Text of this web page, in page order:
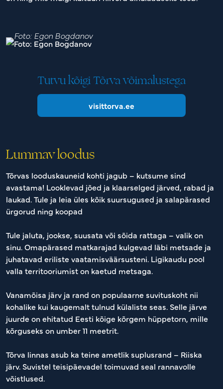
Foto: Egon Bogdanov
Tutvu kõigi Tõrva võimalustega
visittorva.ee
Lummav loodus
Tõrvas looduskauneid kohti jagub – kutsume sind
avastama! Looklevad jõed ja klaarselged järved, rabad ja
laukad. Tule ja leia üles kõik suursugused ja salapärased
ürgorud ning koopad
Tule jaluta, jookse, suusata või sõida rattaga – valik on
sinu. Omapärased matkarajad kulgevad läbi metsade ja
juhatavad eriliste vaatamisväärsusteni. Ligikaudu pool
valla territooriumist on kaetud metsaga.
Vanamõisa järv ja rand on populaarne suvituskoht nii
kohalike kui kaugemalt tulnud külaliste seas. Selle järve
juurde on ehitatud Eesti kõige kõrgem hüppetorn, mille
kõrguseks on umber 11 meetrit.
Tõrva linnas asub ka teine ametlik suplusrand – Riiska
järv. Suvistel teisipäevadel toimuvad seal rannavolle
võistlused.